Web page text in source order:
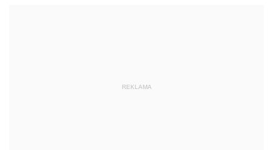
REKLAMA